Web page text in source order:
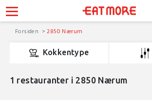
Forsiden 2850 Nærum
Kokkentype
1 restauranter i 2850 Nærum